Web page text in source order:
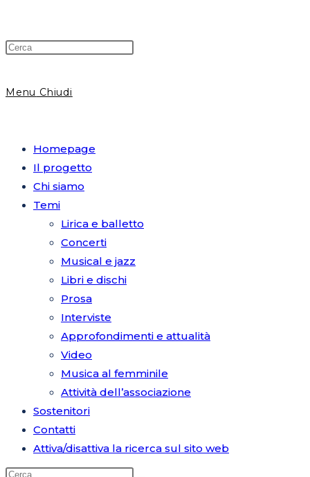
Menu Chiudi
Homepage
Il progetto
Chi siamo
Temi
Lirica e balletto
Concerti
Musical e jazz
Libri e dischi
Prosa
Interviste
Approfondimenti e attualità
Video
Musica al femminile
Attività dell’associazione
Sostenitori
Contatti
Attiva/disattiva la ricerca sul sito web